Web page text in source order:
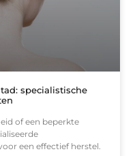
specialistische
of een beperkte
een effectief herstel.